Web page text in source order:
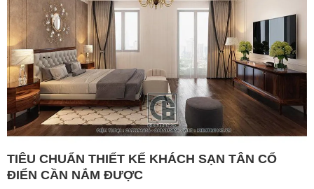
TIÊU CHUẨN THIẾT KẾ KHÁCH SẠN TÂN CỔ
ĐIỂN CẦN NẮM ĐƯỢC